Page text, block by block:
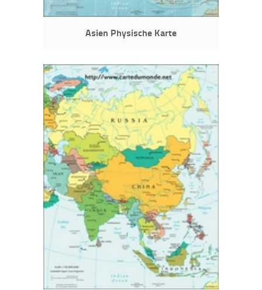
Asien Physische Karte